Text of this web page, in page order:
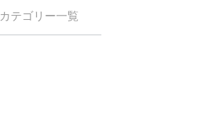
カテゴリー一覧